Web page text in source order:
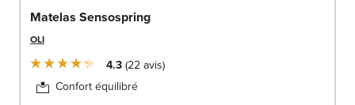
Matelas Sensospring
OLI
4.3 22avis
Confort équilibré